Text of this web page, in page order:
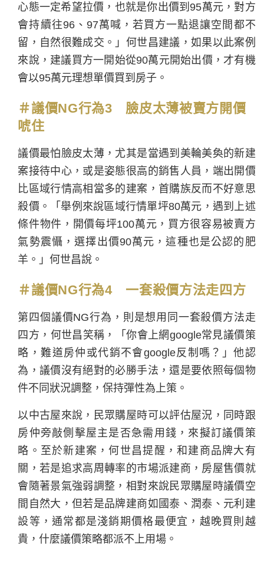
心態一定希望拉價，也就是你出價到95萬元，對方
會持續往96、97萬喊，若買方一點退讓空間都不
留，自然很難成交。」何世昌建議，如果以此案例
來說，建議買方一開始從90萬元開始出價，才有機
會以95萬元理想單價買到房子。
＃議價NG行為3 臉皮太薄被賣方開價
唬住
議價最怕臉皮太薄，尤其是當遇到美輪美奐的新建
案接待中心，或是姿態很高的銷售人員，端出開價
比區域行情高相當多的建案，首購族反而不好意思
殺價。「舉例來說區域行情單坪80萬元，遇到上述
條件物件，開價每坪100萬元，買方很容易被賣方
氣勢震懾，選擇出價90萬元，這種也是公認的肥
羊。」何世昌說。
＃議價NG行為4 一套殺價方法走四方
第四個議價NG行為，則是想用同一套殺價方法走
四方，何世昌笑稱，「你會上網google常見議價策
略，難道房仲或代銷不會google反制嗎？」他認
為，議價沒有絕對的必勝手法，還是要依照每個物
件不同狀況調整，保持彈性為上策。
以中古屋來說，民眾購屋時可以評估屋況，同時跟
房仲旁敲側擊屋主是否急需用錢，來擬訂議價策
略。至於新建案，何世昌提醒，和建商品牌大有
關，若是追求高周轉率的市場派建商，房屋售價就
會隨著景氣強弱調整，相對來說民眾購屋時議價空
間自然大，但若是品牌建商如國泰、潤泰、元利建
設等，通常都是淺銷期價格最便宜，越晚買則越
貴，什麼議價策略都派不上用場。